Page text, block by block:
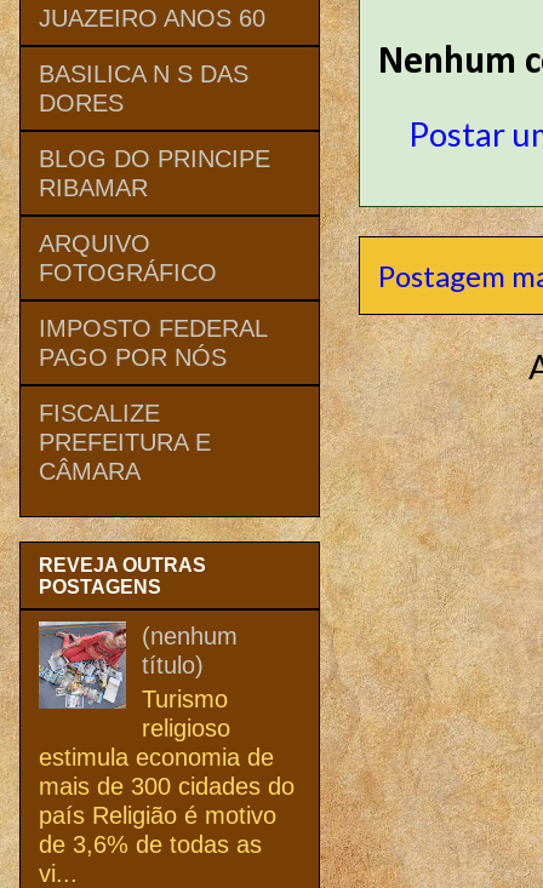
Nenhum
Postar
Postagem
JUAZEIRO ANOS 60
BASILICA N S DAS
DORES
BLOG DO PRINCIPE
RIBAMAR
ARQUIVO
FOTOGRÁFICO
IMPOSTO FEDERAL
PAGO POR NÓS
FISCALIZE
PREFEITURA E
CÂMARA
REVEJA OUTRAS
POSTAGENS
(nenhum
título)
Turismo
religioso
estimula economia de
mais de 300 cidades do
país Religião é motivo
de 3,6% de todas as
vi...